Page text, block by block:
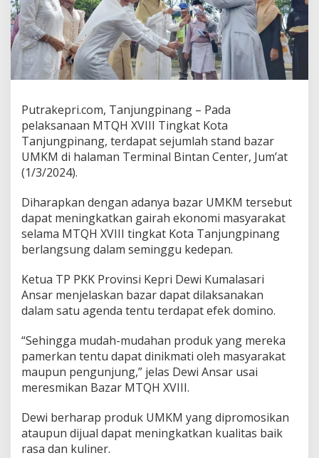
I
I
I
,
R
a
y
:
D
o
r
g
P
e
r
m
b
u
h
n
E
k
o
n
m
i
Putrakepri.com, Tanjungpinang – Pada
pelaksanaan MTQH XVIII Tingkat Kota
Tanjungpinang, terdapat sejumlah stand bazar
UMKM di halaman Terminal Bintan Center, Jum’at
(1/3/2024).
Diharapkan dengan adanya bazar UMKM tersebut
dapat meningkatkan gairah ekonomi masyarakat
selama MTQH XVIII tingkat Kota Tanjungpinang
berlangsung dalam seminggu kedepan.
Ketua TP PKK Provinsi Kepri Dewi Kumalasari
Ansar menjelaskan bazar dapat dilaksanakan
dalam satu agenda tentu terdapat efek domino.
“Sehingga mudah-mudahan produk yang mereka
pamerkan tentu dapat dinikmati oleh masyarakat
maupun pengunjung,” jelas Dewi Ansar usai
meresmikan Bazar MTQH XVIII.
Dewi berharap produk UMKM yang dipromosikan
ataupun dijual dapat meningkatkan kualitas baik
rasa dan kuliner.